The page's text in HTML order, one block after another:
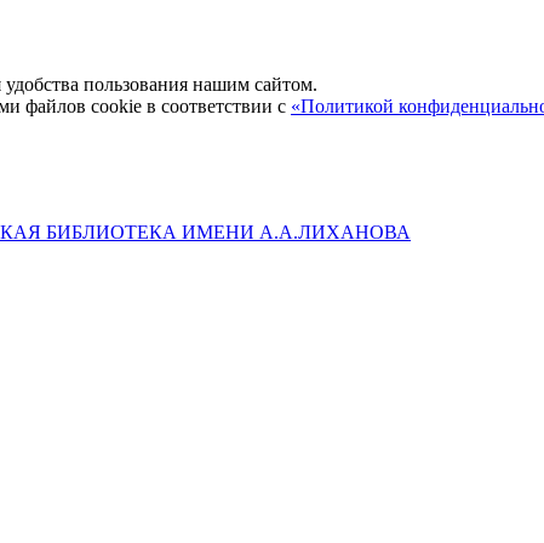
пользования нашим сайтом.
файлов cookie в соответствии с «Политикой
БИБЛИОТЕКА ИМЕНИ А.А.ЛИХАНОВА